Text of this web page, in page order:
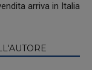
arriva in Italia